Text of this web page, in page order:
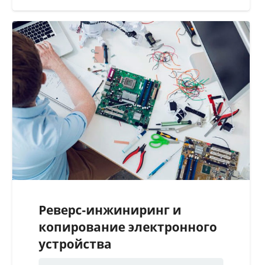
Реверс-инжиниринг и
копирование электронного
устройства